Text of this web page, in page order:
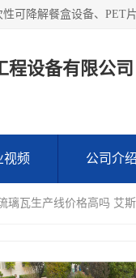
程设备有限公司
视频 公司介绍
璃瓦生产线价格高吗 艾